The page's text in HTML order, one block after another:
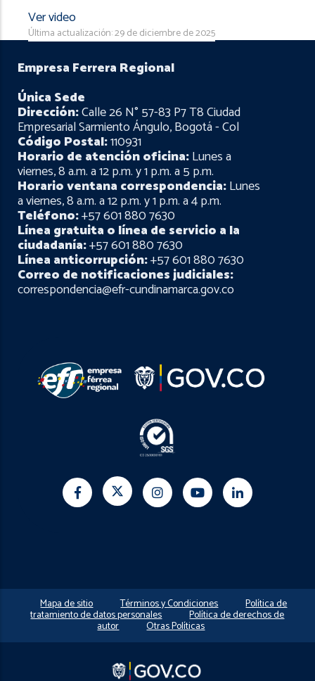
Ver video
Última actualización: 29 de diciembre de 2025
Empresa Ferrera Regional
Única Sede
Dirección:Calle 26 N° 57-83 P7 T8 Ciudad
Empresarial Sarmiento Ángulo, Bogotá - Col
Código Postal:110931
Horario de atención oficina:Lunes a
viernes, 8 a.m. a 12 p.m. y 1 p.m. a 5 p.m.
Horario ventana correspondencia:Lunes
a viernes, 8 a.m. a 12 p.m. y 1 p.m. a 4 p.m.
Teléfono:+57 601 880 7630
Línea gratuita o línea de servicio a la
ciudadanía:+57 601 880 7630
Línea anticorrupción:+57 601 880 7630
Correo de notificaciones judiciales:
correspondencia@efr-cundinamarca.gov.co
Mapa de sitio Términos y Condiciones Política de
tratamiento de datos personales Política de derechos de
autor Otras Políticas